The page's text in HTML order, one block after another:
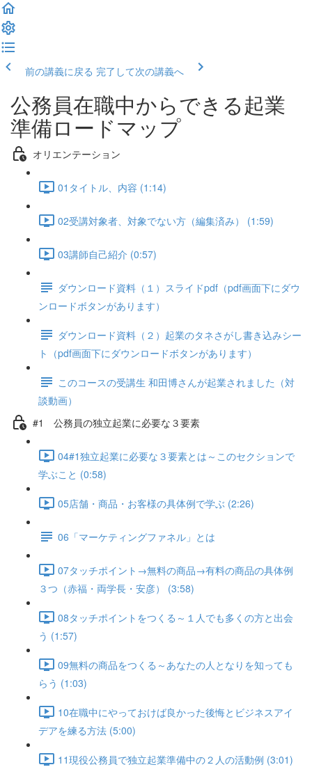
前の講義に戻る 完了して次の講義へ
公務員在職中からできる起業
準備ロードマップ
オリエンテーション
01タイトル、内容 (1:14)
02受講対象者、対象でない方（編集済み） (1:59)
03講師自己紹介 (0:57)
ダウンロード資料（１）スライドpdf（pdf画面下にダウ
ンロードボタンがあります）
ダウンロード資料（２）起業のタネさがし書き込みシー
ト（pdf画面下にダウンロードボタンがあります）
このコースの受講生 和田博さんが起業されました（対
談動画）
#1 公務員の独立起業に必要な３要素
04#1独立起業に必要な３要素とは～このセクションで
学ぶこと (0:58)
05店舗・商品・お客様の具体例で学ぶ (2:26)
06「マーケティングファネル」とは
07タッチポイント→無料の商品→有料の商品の具体例
３つ（赤福・両学長・安彦） (3:58)
08タッチポイントをつくる～１人でも多くの方と出会
う (1:57)
09無料の商品をつくる～あなたの人となりを知っても
らう (1:03)
10在職中にやっておけば良かった後悔とビジネスアイ
デアを練る方法 (5:00)
11現役公務員で独立起業準備中の２人の活動例 (3:01)